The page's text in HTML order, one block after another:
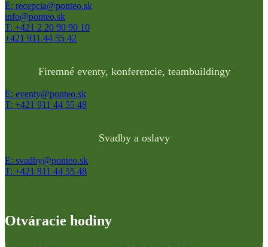
E: recepcia@ponteo.sk
info@ponteo.sk
T: +421 2 20 90 90 10
+421 911 44 55 42
Firemné eventy, konferencie, teambuildingy
E: eventy@ponteo.sk
T: +421 911 44 55 48
Svadby a oslavy
E: svadby@ponteo.sk
T: +421 911 44 55 48
Otváracie hodiny